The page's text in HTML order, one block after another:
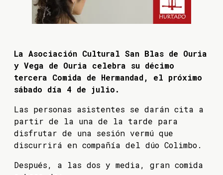
La Asociación Cultural San Blas de Ouria
y Vega de Ouria celebra su décimo
tercera Comida de Hermandad, el próximo
sábado día 4 de julio.
Las personas asistentes se darán cita a
partir de la una de la tarde para
disfrutar de una sesión vermú que
discurrirá en compañía del dúo Colimbo.
Después, a las dos y media, gran comida